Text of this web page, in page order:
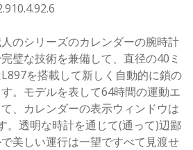
のシリーズのカレンダーの腕時計
璧な技術を兼備して、直径の40ミ
を搭載して新しく自動的に鎖の
。モデルを表して64時間の運動エ
、カレンダーの表示ウィンドウは
。透明な時計を通じて(通って)辺鄙
美しい運行は一望ですべて見渡せ